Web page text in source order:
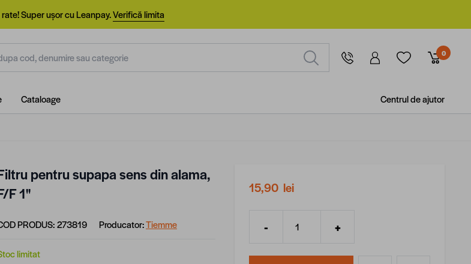
Super ușor cu Leanpay.Verifică limita
0
Cataloage Centrul de ajutor
pentru supapa sens din alama,
F 1''
PRODUS:273819 Producator:Tiemme
limitat
15,90 lei
Cantitate
- +